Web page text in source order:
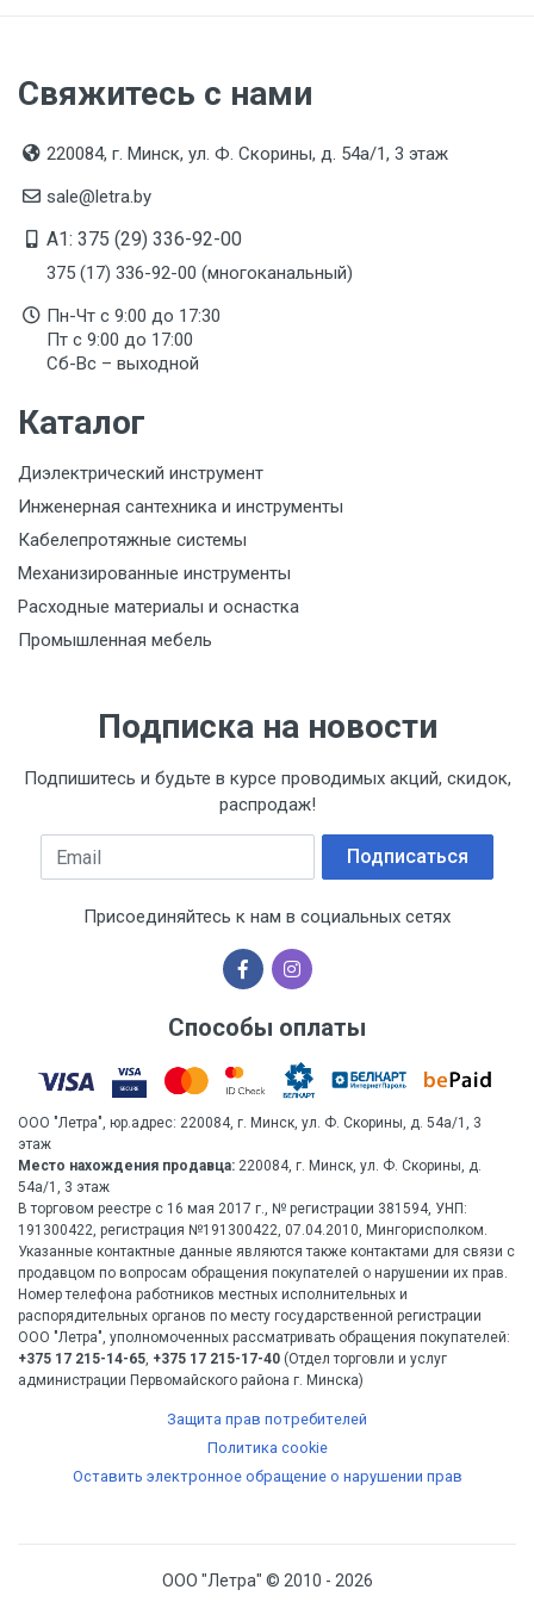
Срок службы
Дата изготовления
Срок годности
Подтверждение соответствия
Товар соответствует требованиям технических
сертификата/декларации соответствия содержатся
предоставляются по запросу покупателя
Свяжитесь с нами
220084, г. Минск, ул. Ф. Скорины, д. 54а/1, 3 этаж
sale@letra.by
A1: 375 (29) 336-92-00
375 (17) 336-92-00 (многоканальный)
Пн-Чт с 9:00 до 17:30
Пт с 9:00 до 17:00
Сб-Вс – выходной
Каталог
Диэлектрический инструмент
Инженерная сантехника и инструменты
Кабелепротяжные системы
Механизированные инструменты
Расходные материалы и оснастка
Промышленная мебель
Подписка на новости
Подпишитесь и будьте в курсе проводимых акций, скидок,
распродаж!
Email Подписаться
Присоединяйтесь к нам в социальных сетях
Способы оплаты
ООО "Летра", юр.адрес: 220084, г. Минск, ул. Ф. Скорины, д. 54а/1, 3
этаж
Место нахождения продавца: 220084, г. Минск, ул. Ф. Скорины, д.
54а/1, 3 этаж
В торговом реестре с 16 мая 2017 г., № регистрации 381594, УНП:
191300422, регистрация №191300422, 07.04.2010, Мингорисполком.
Указанные контактные данные являются также контактами для связи с
продавцом по вопросам обращения покупателей о нарушении их прав.
Номер телефона работников местных исполнительных и
распорядительных органов по месту государственной регистрации
ООО "Летра", уполномоченных рассматривать обращения покупателей:
+375 17 215-14-65 +375 17 215-17-40 (Отдел торговли и услуг
администрации Первомайского района г. Минска)
Защита прав потребителей
Политика cookie
Оставить электронное обращение о нарушении прав
ООО "Летра" © 2010 - 2026